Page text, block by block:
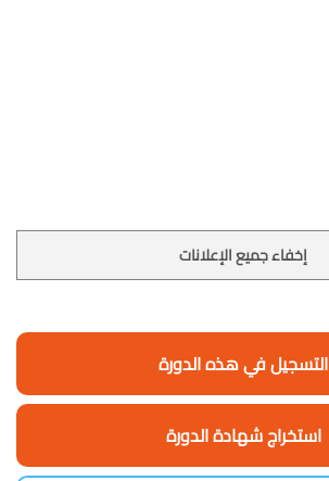
إخفاء جميع الإعلانات
التسجيل في هذه الدورة
استخراج شهادة الدورة